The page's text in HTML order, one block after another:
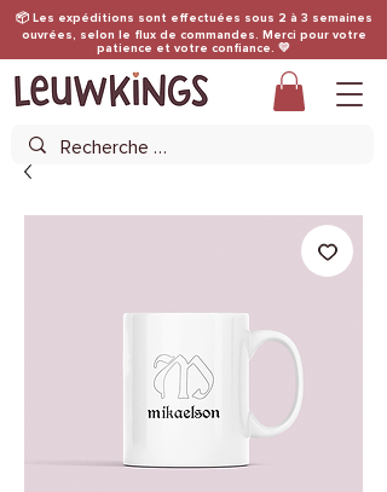
📦 Les expéditions sont effectuées sous 2 à 3 semaines
ouvrées, selon le flux de commandes. Merci pour votre
patience et votre confiance. 💛